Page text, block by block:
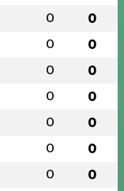
0 0
0 0
0 0
0 0
0 0
0 0
0 0